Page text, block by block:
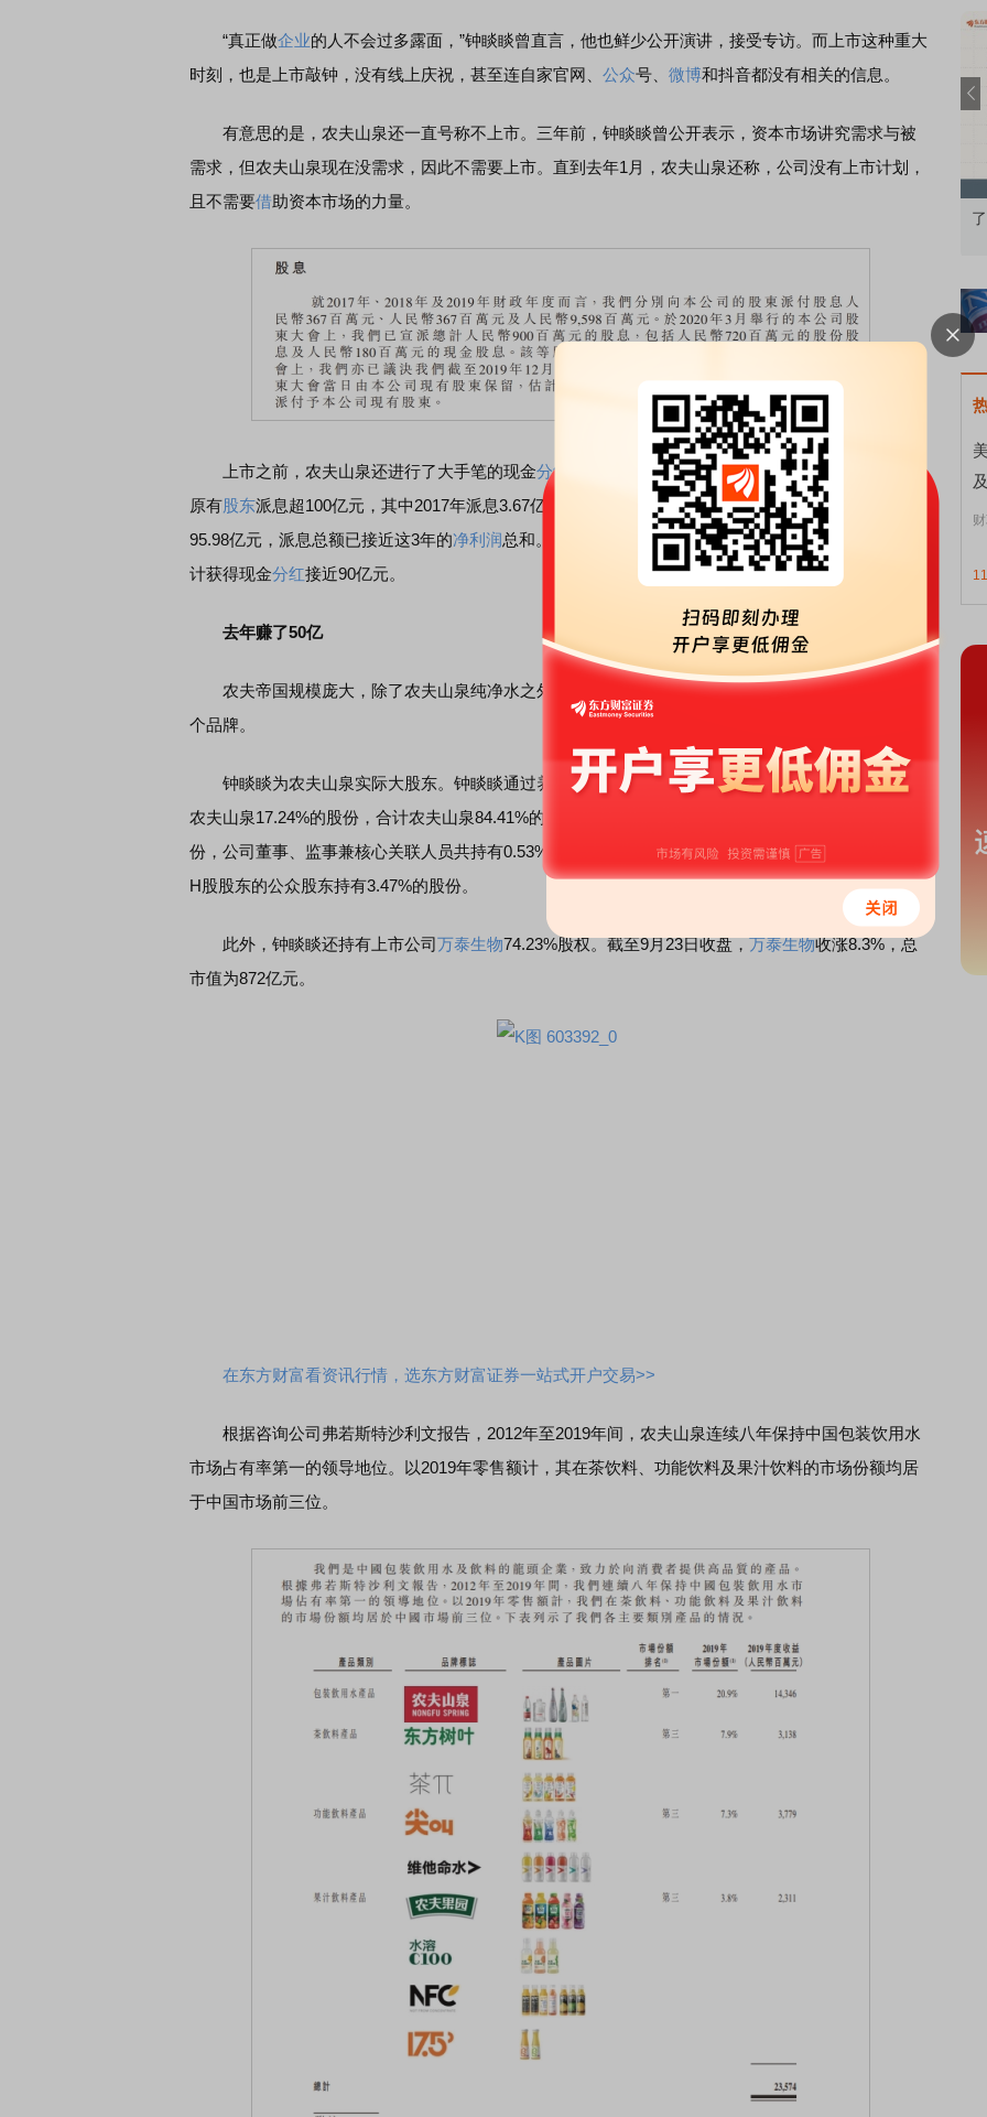
“真正做企业的人不会过多露面，”钟睒睒曾直言，他也鲜少公开演讲，接受专访。而上市这种重大
时刻，也是上市敲钟，没有线上庆祝，甚至连自家官网、 公众号、 微博和抖音都没有相关的信息。
有意思的是，农夫山泉还一直号称不上市。三年前，钟睒睒曾公开表示，资本市场讲究需求与被
需求，但农夫山泉现在没需求，因此不需要上市。直到去年1月，农夫山泉还称，公司没有上市计划，
且不需要借助资本市场的力量。
上市之前，农夫山泉还进行了大手笔的现金分红
。招股书显示，上市前的3个财年，农夫山泉共给
原有股东派息超100亿元，其中2017年派息3.67亿元，2018年派息3.67亿元，2019年派息更是高达
95.98亿元，派息总额已接近这3年的净利润总和。上市之前，钟睒睒持有农夫山泉超过87%的股权，累
计获得现金分红接近90亿元。
去年赚了50亿
农夫帝国规模庞大，除了农夫山泉纯净水之外，还有东方树叶、尖叫、维他命水、农夫果园等数
个品牌。
钟睒睒为农夫山泉实际大股东。钟睒睒通过养生堂持有农夫山泉67.17%的股份，钟睒睒个人持有
农夫山泉17.24%的股份，合计农夫山泉84.41%的股份。此外钟睒睒家族其他成员共持有6.22%的股
份，公司董事、监事兼核心关联人员共持有0.53%的股份，其他现有个人股东持有5.37%的股份，其他
H股股东的公众股东持有3.47%的股份。
此外，钟睒睒还持有上市公司万泰生物74.23%股权。截至9月23日收盘，万泰生物收涨8.3%，总
市值为872亿元。
在东方财富看资讯行情，选东方财富证券一站式开户交易>>
根据咨询公司弗若斯特沙利文报告，2012年至2019年间，农夫山泉连续八年保持中国包装饮用水
市场占有率第一的领导地位。以2019年零售额计，其在茶饮料、功能饮料及果汁饮料的市场份额均居
于中国市场前三位。